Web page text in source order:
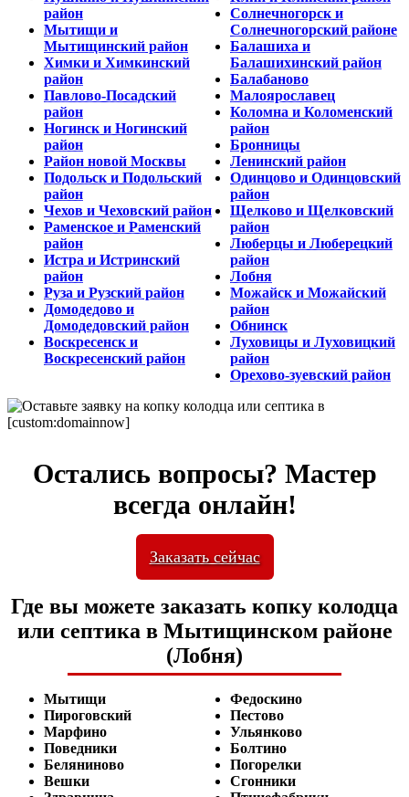
район
Мытищи и
Мытищинский район
Химки и Химкинский
район
Павлово-Посадский
район
Ногинск и Ногинский
район
Район новой Москвы
Подольск и Подольский
район
Чехов и Чеховский район
Раменское и Раменский
район
Истра и Истринский
район
Руза и Рузский район
Домодедово и
Домодедовский район
Воскресенск и
Воскресенский район
Солнечногорск и
Солнечногорский районе
Балашиха и
Балашихинский район
Балабаново
Малоярославец
Коломна и Коломенский
район
Бронницы
Ленинский район
Одинцово и Одинцовский
район
Щелково и Щелковский
район
Люберцы и Люберецкий
район
Лобня
Можайск и Можайский
район
Обнинск
Луховицы и Луховицкий
район
Орехово-зуевский район
Остались вопросы? Мастер
всегда онлайн!
Заказать сейчас
Где вы можете заказать копку колодца
или септика в Мытищинском районе
(Лобня)
Мытищи
Пироговский
Марфино
Поведники
Беляниново
Вешки
Федоскино
Пестово
Ульянково
Болтино
Погорелки
Сгонники